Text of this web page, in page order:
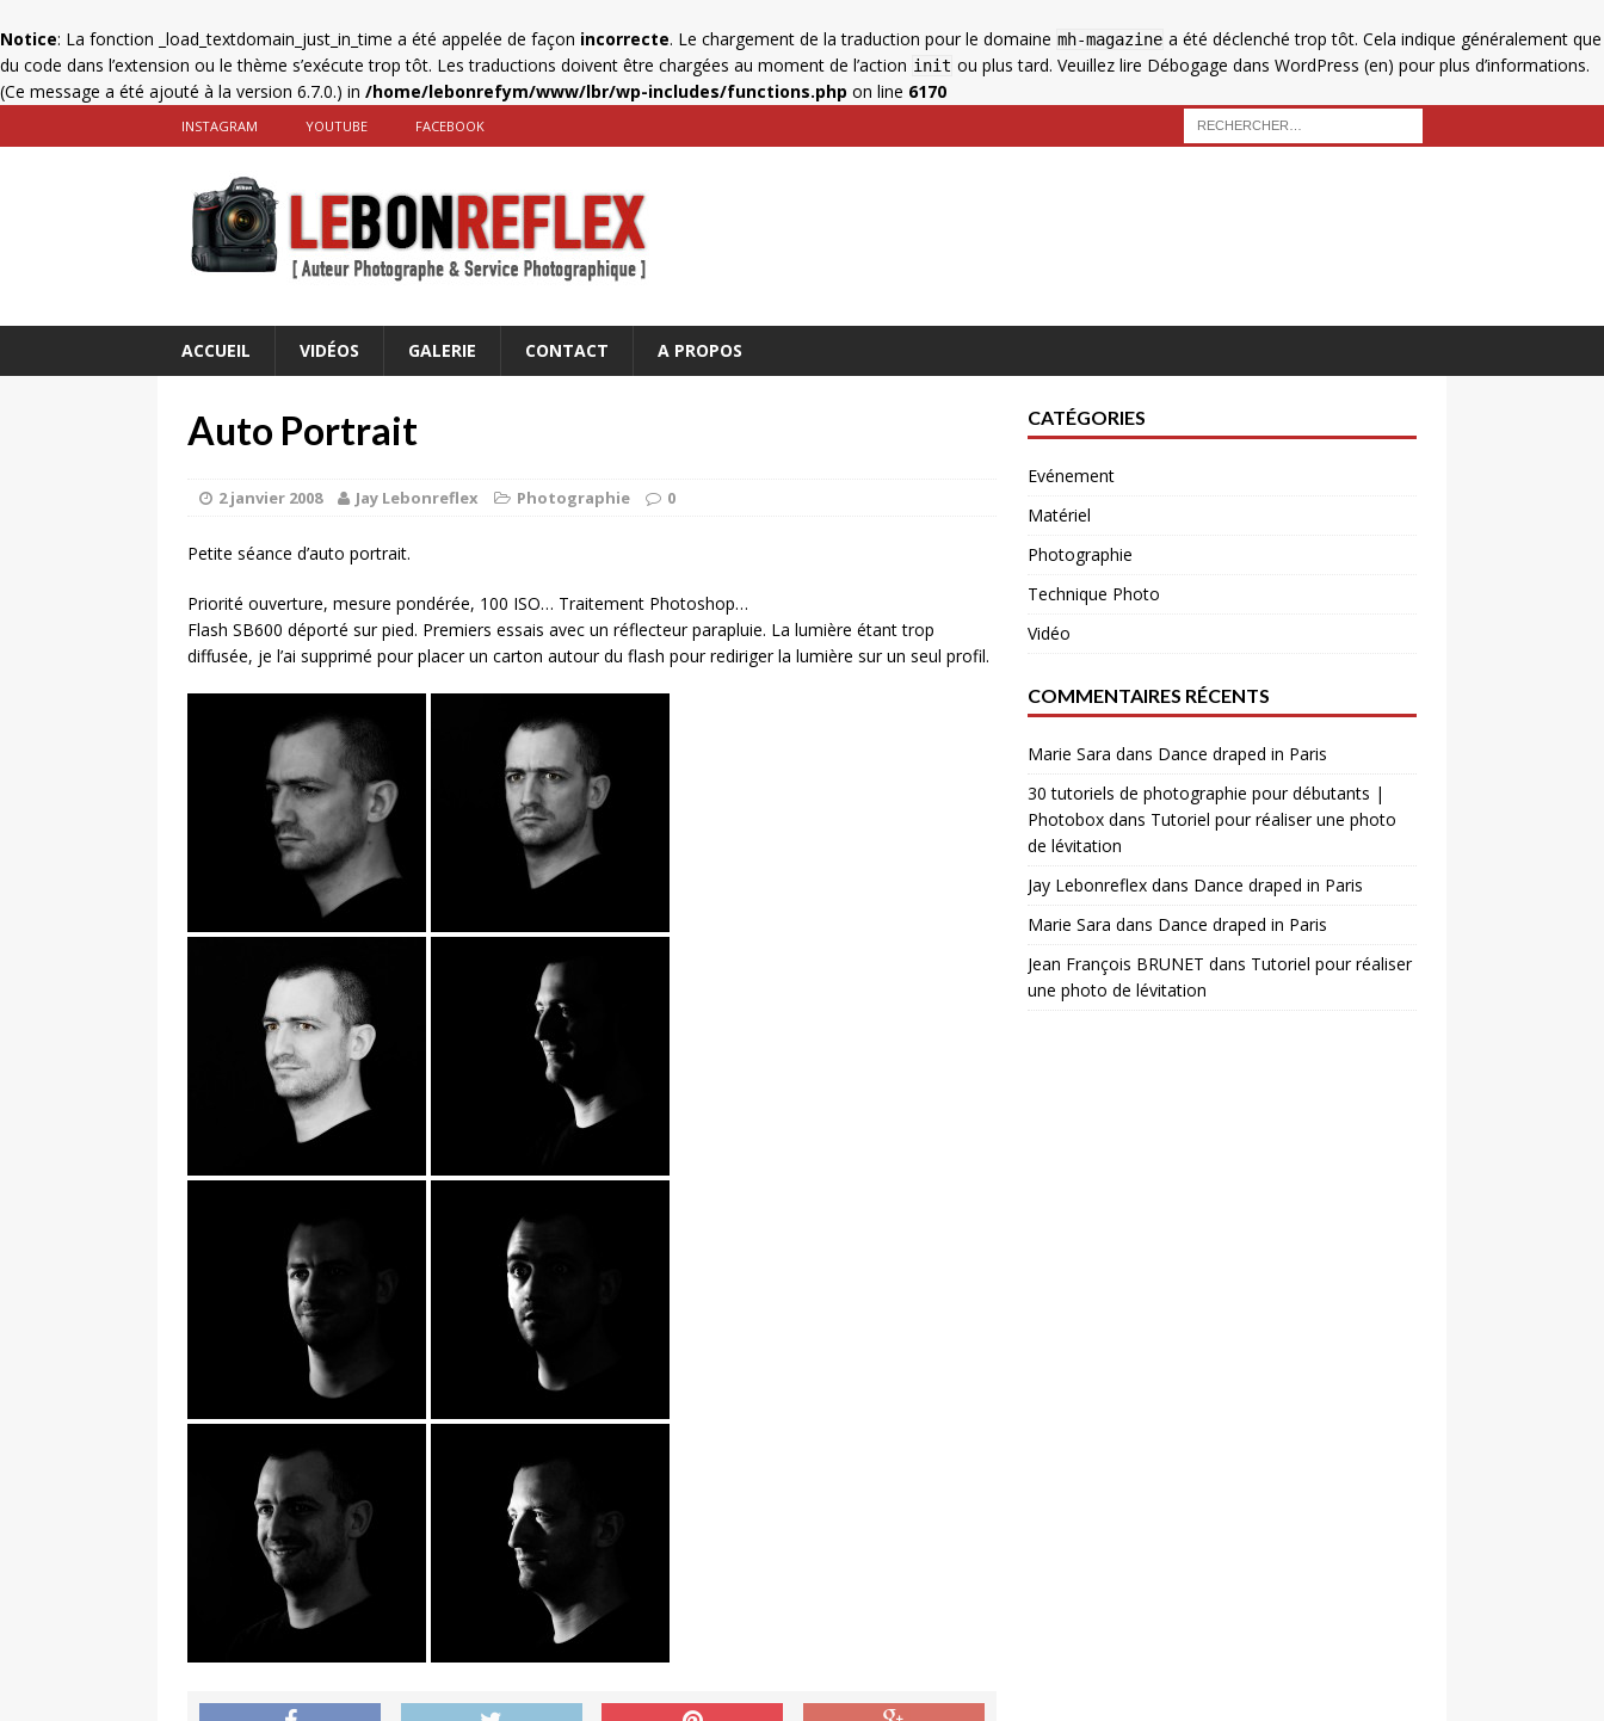
Notice: La fonction _load_textdomain_just_in_time a été appelée de façon incorrecte. Le chargement de la traduction pour le domaine mh-magazine a été déclenché trop tôt. Cela indique généralement que
du code dans l’extension ou le thème s’exécute trop tôt. Les traductions doivent être chargées au moment de l’action init ou plus tard. Veuillez lire Débogage dans WordPress (en) pour plus d’informations.
(Ce message a été ajouté à la version 6.7.0.) in /home/lebonrefym/www/lbr/wp-includes/functions.php on line 6170
INSTAGRAM YOUTUBE FACEBOOK
ACCUEIL VIDÉOS GALERIE CONTACT A PROPOS
Auto Portrait
2 janvier 2008 Jay Lebonreflex Photographie 0
Petite séance d’auto portrait.
Priorité ouverture, mesure pondérée, 100 ISO… Traitement Photoshop…
Flash SB600 déporté sur pied. Premiers essais avec un réflecteur parapluie. La lumière étant trop
diffusée, je l’ai supprimé pour placer un carton autour du flash pour rediriger la lumière sur un seul profil.
CATÉGORIES
Evénement
Matériel
Photographie
Technique Photo
Vidéo
COMMENTAIRES RÉCENTS
Marie Sara dans Dance draped in Paris
30 tutoriels de photographie pour débutants |
Photoboxdans Tutoriel pour réaliser une photo
de lévitation
Jay Lebonreflexdans Dance draped in Paris
Marie Sara dans Dance draped in Paris
Jean François BRUNET dans Tutoriel pour réaliser
une photo de lévitation